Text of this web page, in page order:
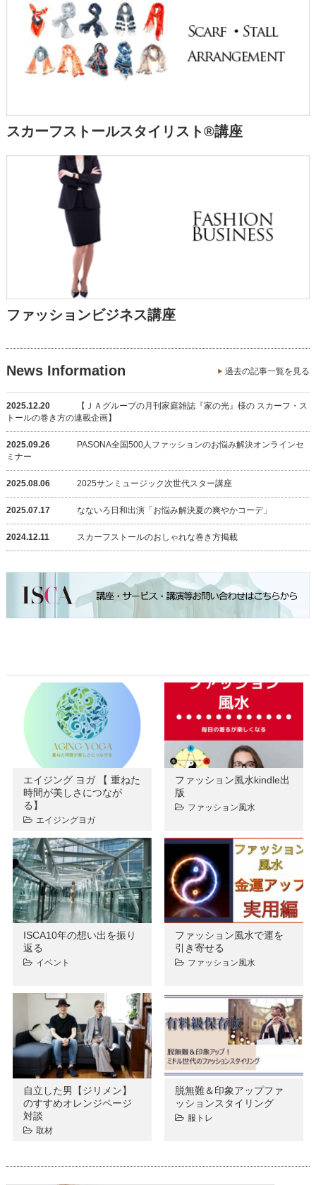
スカーフストールスタイリスト®講座
ファッションビジネス講座
News Information 過去の記事一覧を見る
2025.12.20
【ＪＡグループの月刊家庭雑誌『家の光』様の スカーフ・ス
トールの巻き方の連載企画】
2025.09.26
PASONA全国500人ファッションのお悩み解決オンラインセ
ミナー
2025.08.06 2025サンミュージック次世代スター講座
2025.07.17 なないろ日和出演「お悩み解決夏の爽やかコーデ」
2024.12.11 スカーフストールのおしゃれな巻き方掲載
エイジング ヨガ 【 重ねた
時間が美しさにつなが
る】
エイジングヨガ
ファッション風水kindle出
版
ファッション風水
ISCA10年の想い出を振り
返る
イベント
ファッション風水で運を
引き寄せる
ファッション風水
自立した男【ジリメン】
のすすめオレンジページ
対談
取材
脱無難＆印象アップファ
ッションスタイリング
服トレ